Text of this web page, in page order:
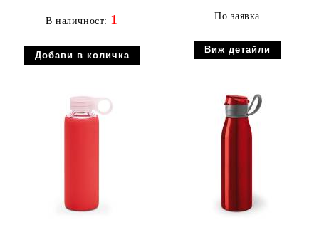
В наличност: 1 По заявка
Виж детайли